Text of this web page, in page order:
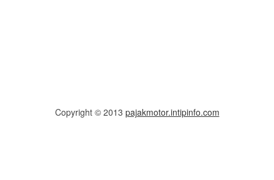
Copyright © 2013 pajakmotor.intipinfo.com